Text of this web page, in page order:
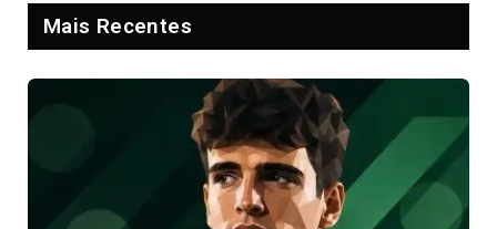
Mais Recentes